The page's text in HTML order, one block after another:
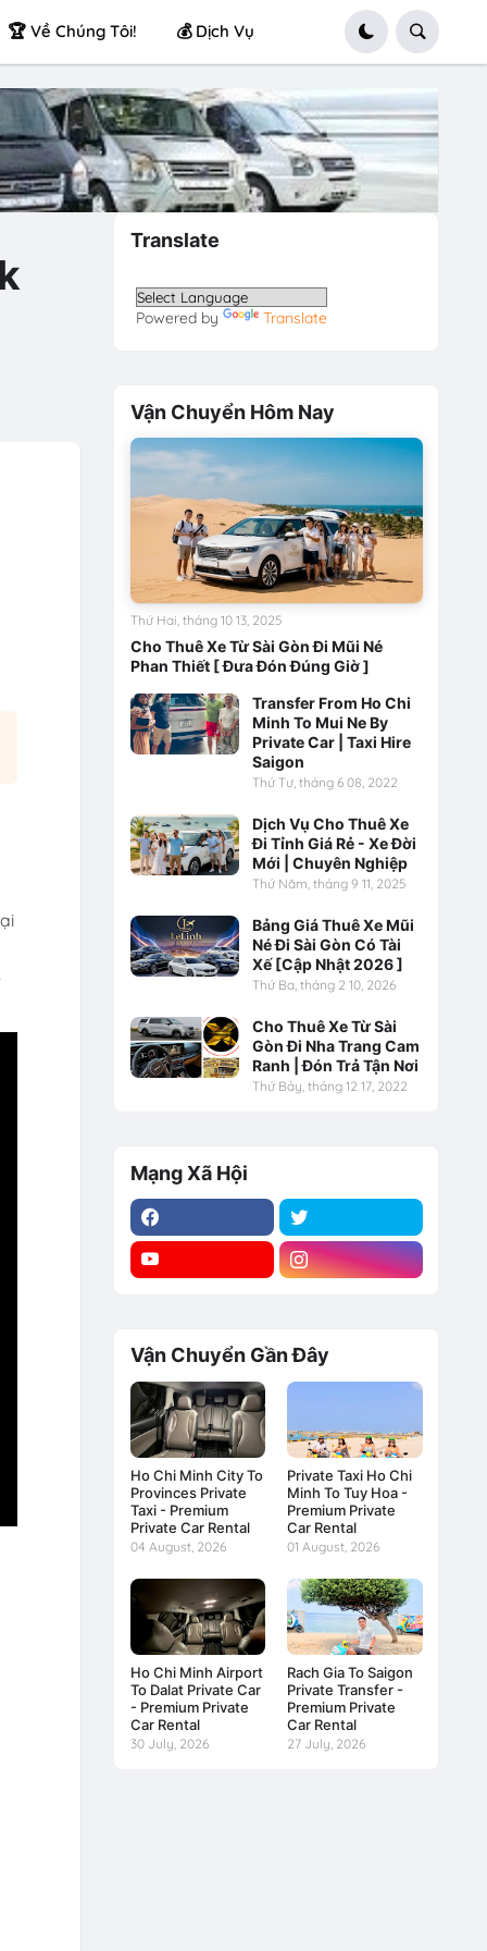
🏆 Về Chúng Tôi! 💰 Dịch Vụ
Translate
Powered by Translate
Vận Chuyển Hôm Nay
Cho Thuê Xe Từ Sài Gòn Đi Mũi Né
Phan Thiết [ Đưa Đón Đúng Giờ ]
Thứ Hai, tháng 10 13, 2025
Transfer From Ho Chi
Minh To Mui Ne By
Private Car | Taxi Hire
Saigon
Thứ Tư, tháng 6 08, 2022
Dịch Vụ Cho Thuê Xe
Đi Tỉnh Giá Rẻ - Xe Đời
Mới | Chuyên Nghiệp
Thứ Năm, tháng 9 11, 2025
Bảng Giá Thuê Xe Mũi
Né Đi Sài Gòn Có Tài
Xế [Cập Nhật 2026 ]
Thứ Ba, tháng 2 10, 2026
Cho Thuê Xe Từ Sài
Gòn Đi Nha Trang Cam
Ranh | Đón Trả Tận Nơi
Thứ Bảy, tháng 12 17, 2022
Mạng Xã Hội
Vận Chuyển Gần Đây
Ho Chi Minh City To
Provinces Private
Taxi - Premium
Private Car Rental
04 August, 2026
Private Taxi Ho Chi
Minh To Tuy Hoa -
Premium Private
Car Rental
01 August, 2026
Ho Chi Minh Airport
To Dalat Private Car
- Premium Private
Car Rental
30 July, 2026
Rach Gia To Saigon
Private Transfer -
Premium Private
Car Rental
27 July, 2026